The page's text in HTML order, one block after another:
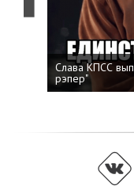
Слава КПСС
рэпер"